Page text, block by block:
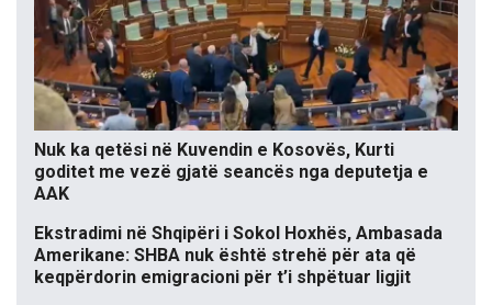
Nuk ka qetësi në Kuvendin e Kosovës, Kurti
goditet me vezë gjatë seancës nga deputetja e
AAK
Ekstradimi në Shqipëri i Sokol Hoxhës, Ambasada
Amerikane: SHBA nuk është strehë për ata që
keqpërdorin emigracioni për t’i shpëtuar ligjit